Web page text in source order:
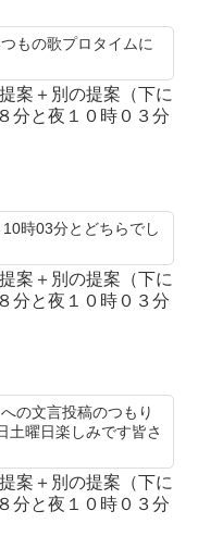
もの歌プロタイムに
案＋別の提案（下に
と夜１０時０３分
時03分とどちらでし
案＋別の提案（下に
と夜１０時０３分
の文言投稿のつもり
曜日楽しみです皆さ
案＋別の提案（下に
と夜１０時０３分